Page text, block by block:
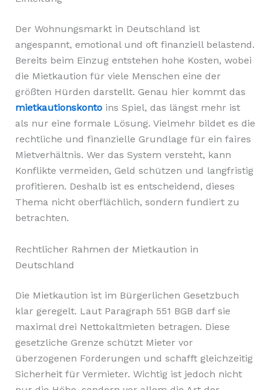
Der Wohnungsmarkt in Deutschland ist
angespannt, emotional und oft finanziell belastend.
Bereits beim Einzug entstehen hohe Kosten, wobei
die Mietkaution für viele Menschen eine der
größten Hürden darstellt. Genau hier kommt das
mietkautionskontoins Spiel, das längst mehr ist
als nur eine formale Lösung. Vielmehr bildet es die
rechtliche und finanzielle Grundlage für ein faires
Mietverhältnis. Wer das System versteht, kann
Konflikte vermeiden, Geld schützen und langfristig
profitieren. Deshalb ist es entscheidend, dieses
Thema nicht oberflächlich, sondern fundiert zu
betrachten.
Rechtlicher Rahmen der Mietkaution in
Deutschland
Die Mietkaution ist im Bürgerlichen Gesetzbuch
klar geregelt. Laut Paragraph 551 BGB darf sie
maximal drei Nettokaltmieten betragen. Diese
gesetzliche Grenze schützt Mieter vor
überzogenen Forderungen und schafft gleichzeitig
Sicherheit für Vermieter. Wichtig ist jedoch nicht